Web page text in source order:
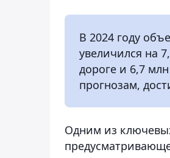
В 2024 году
увеличился на
дороге и 6,7
прогнозам,
Одним из